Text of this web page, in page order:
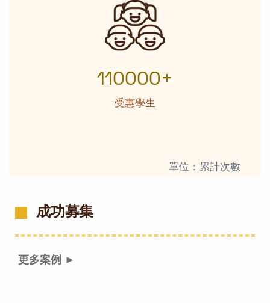
110000+
受惠學生
單位：累計次數
成功募集
更多案例 ►